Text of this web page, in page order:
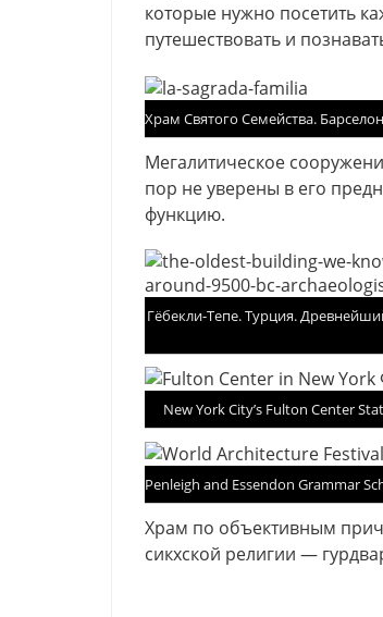
которые нужно посетить
путешествовать и
Храм Святого Семейства.
Мегалитическое
пор не уверены в его
функцию.
Гёбекли-Тепе. Турция.
New York City’s Fulton Center
Penleigh and Essendon Grammar
Храм по объективным
сикхской религии —